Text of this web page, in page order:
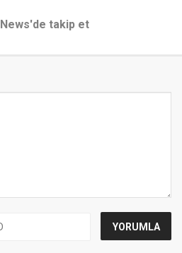
News'de takip et